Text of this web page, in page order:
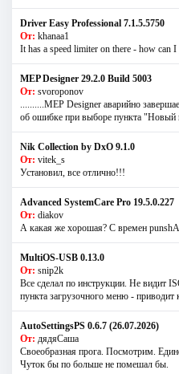
Driver Easy Professional 7.1.5.5750
От: khanaa1
It has a speed limiter on there - how can I
MEP Designer 29.2.0 Build 5003
От: svoroponov
..........MEP Designer аварийно
об ошибке при выборе пункта "Новый
Nik Collection by DxO 9.1.0
От: vitek_s
Установил, все отлично!!!
Advanced SystemCare Pro 19.5.0.227
От: diakov
А какая же хорошая? С времен punshА
MultiOS-USB 0.13.0
От: snip2k
Все сделал по инструкции. Не видит
пункта загрузочного меню - приводит
AutoSettingsPS 0.6.7 (26.07.2026)
От: дядяСаша
Своеобразная прога. Посмотрим.
Чуток бы по больше не помешал бы.